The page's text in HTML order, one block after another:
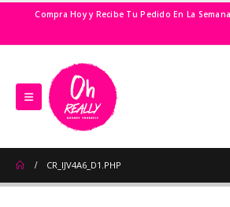
Compra Hoy y Recibe Tu Pedido En La
CR_IJV4A6_D1.PHP